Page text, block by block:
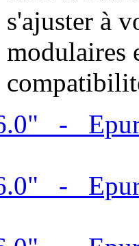
s'ajuster à
modulaires
-
-